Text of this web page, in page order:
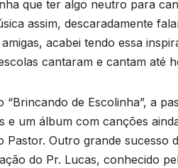
que ter algo neutro para
assim, descaradamente
acabei tendo essa
cantaram e cantam até
“Brincando de Escolinha”, a
e um álbum com canções
Pastor. Outro grande sucesso
do Pr. Lucas, conhecido